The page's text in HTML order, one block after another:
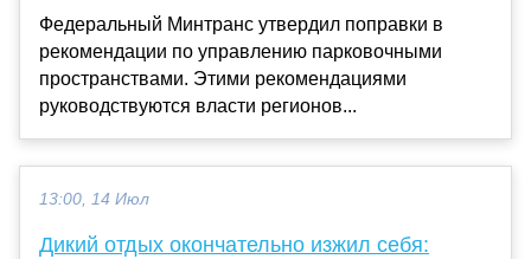
Федеральный Минтранс утвердил поправки в
рекомендации по управлению парковочными
пространствами. Этими рекомендациями
руководствуются власти регионов...
13:00, 14 Июл
Дикий отдых окончательно изжил себя: